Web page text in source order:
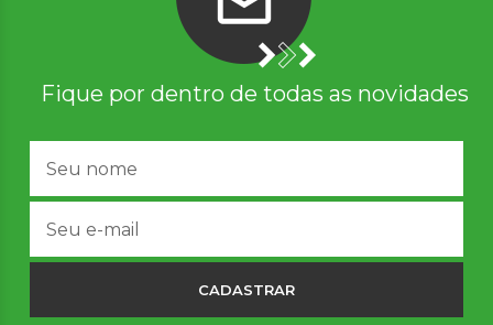
Fique por dentro de todas as novidades
CADASTRAR